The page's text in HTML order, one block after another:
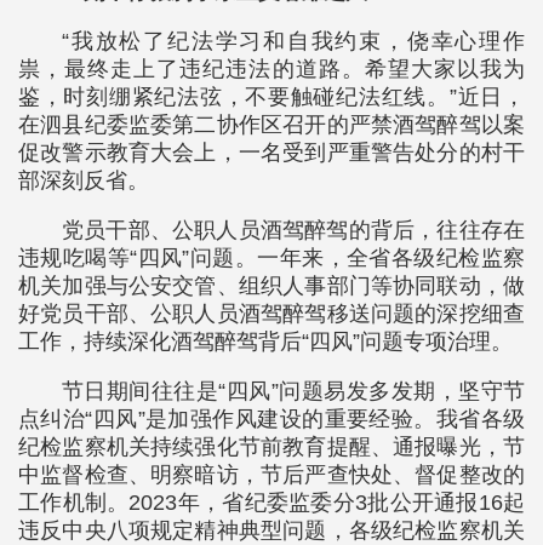
“我放松了纪法学习和自我约束，侥幸心理作
祟，最终走上了违纪违法的道路。希望大家以我为
鉴，时刻绷紧纪法弦，不要触碰纪法红线。”近日，
在泗县纪委监委第二协作区召开的严禁酒驾醉驾以案
促改警示教育大会上，一名受到严重警告处分的村干
部深刻反省。
党员干部、公职人员酒驾醉驾的背后，往往存在
违规吃喝等“四风”问题。一年来，全省各级纪检监察
机关加强与公安交管、组织人事部门等协同联动，做
好党员干部、公职人员酒驾醉驾移送问题的深挖细查
工作，持续深化酒驾醉驾背后“四风”问题专项治理。
节日期间往往是“四风”问题易发多发期，坚守节
点纠治“四风”是加强作风建设的重要经验。我省各级
纪检监察机关持续强化节前教育提醒、通报曝光，节
中监督检查、明察暗访，节后严查快处、督促整改的
工作机制。2023年，省纪委监委分3批公开通报16起
违反中央八项规定精神典型问题，各级纪检监察机关